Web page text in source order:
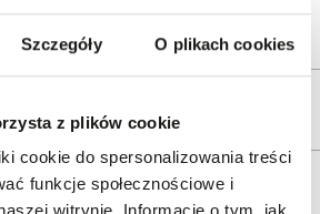
Szczegóły O plikach cookies
z plików cookie
cookie do spersonalizowania treści
funkcje społecznościowe i